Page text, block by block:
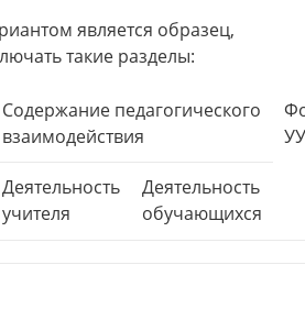
является образец,
такие разделы:
Содержание педагогического
взаимодействия
Деятельность
учителя
Деятельность
обучающихся